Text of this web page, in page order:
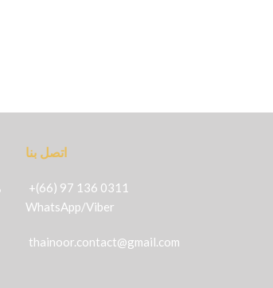
اتصل بنا
+(66) 97 136 0311
WhatsApp/Viber
thainoor.contact@gmail.com